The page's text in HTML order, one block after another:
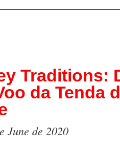
Traditions:
da Tenda
June de 2020